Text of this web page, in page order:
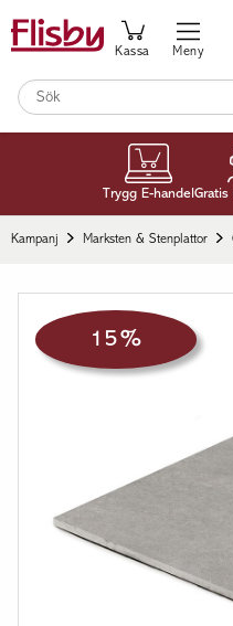
Meny
Kassa
Trygg E-handel Gratis
Kampanj Marksten & Stenplattor
15 %